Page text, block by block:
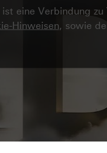
eine Verbindung
Hinweisen, sowie